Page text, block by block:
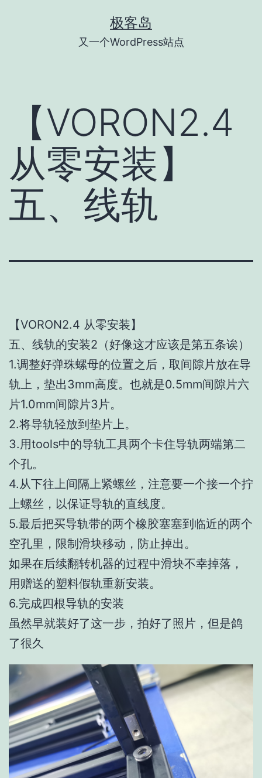
极客岛
又一个WordPress站点
【VORON2.4
从零安装】
五、线轨
【VORON2.4 从零安装】
五、线轨的安装2（好像这才应该是第五条诶）
1.调整好弹珠螺母的位置之后，取间隙片放在导
轨上，垫出3mm高度。也就是0.5mm间隙片六
片1.0mm间隙片3片。
2.将导轨轻放到垫片上。
3.用tools中的导轨工具两个卡住导轨两端第二
个孔。
4.从下往上间隔上紧螺丝，注意要一个接一个拧
上螺丝，以保证导轨的直线度。
5.最后把买导轨带的两个橡胶塞塞到临近的两个
空孔里，限制滑块移动，防止掉出。
如果在后续翻转机器的过程中滑块不幸掉落，
用赠送的塑料假轨重新安装。
6.完成四根导轨的安装
虽然早就装好了这一步，拍好了照片，但是鸽
了很久